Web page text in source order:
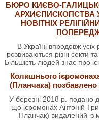
БЮРО КИЄВО-
АРХИЄПИСКОПСТВА
НОВІТНІХ
В Україні впродовж усіх
розвиваються різні секти та
Більшість людей знає про
Колишнього
(Планчака) позбавлено
У березні 2018 р. подано
що ієромонах Антоній-
Планчак) видалений із